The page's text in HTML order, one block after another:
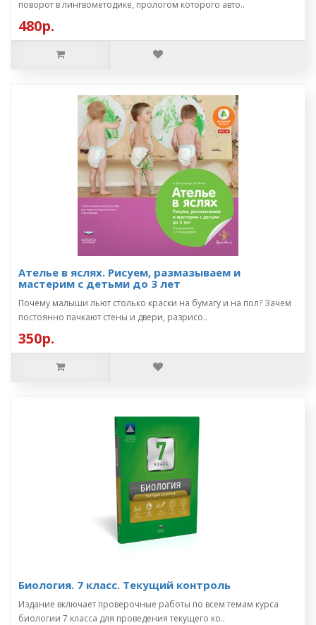
поворот в лингвометодике, прологом которого авто..
480р.
Ателье в яслях. Рисуем, размазываем и
мастерим с детьми до 3 лет
Почему малыши льют столько краски на бумагу и на пол? Зачем
постоянно пачкают стены и двери, разрисо..
350р.
Биология. 7 класс. Текущий контроль
Издание включает проверочные работы по всем темам курса
биологии 7 класса для проведения текущего ко..